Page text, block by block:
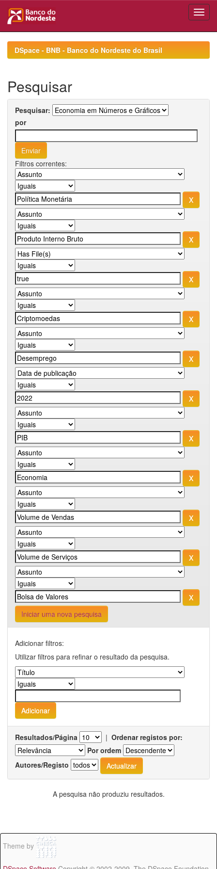
navigationDSpace - BNB - Banco do Nordeste do Brasil
Pesquisar
Pesquisar:
por
Filtros correntes:
Iniciar uma nova pesquisa
Adicionar filtros:
Utilizar filtros para refinar o resultado da pesquisa.
Resultados/Página | Ordenar registos por:
Por ordem
Autores/Registo
A pesquisa não produziu resultados.
Theme by